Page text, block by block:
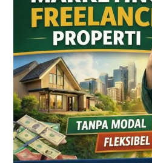
Peluang
Income
Properti
|
RDA
LAND